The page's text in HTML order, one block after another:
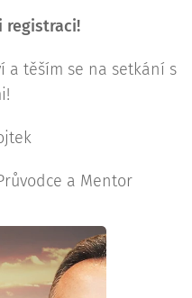
registraci!
a těším se na setkání s
a Mentor